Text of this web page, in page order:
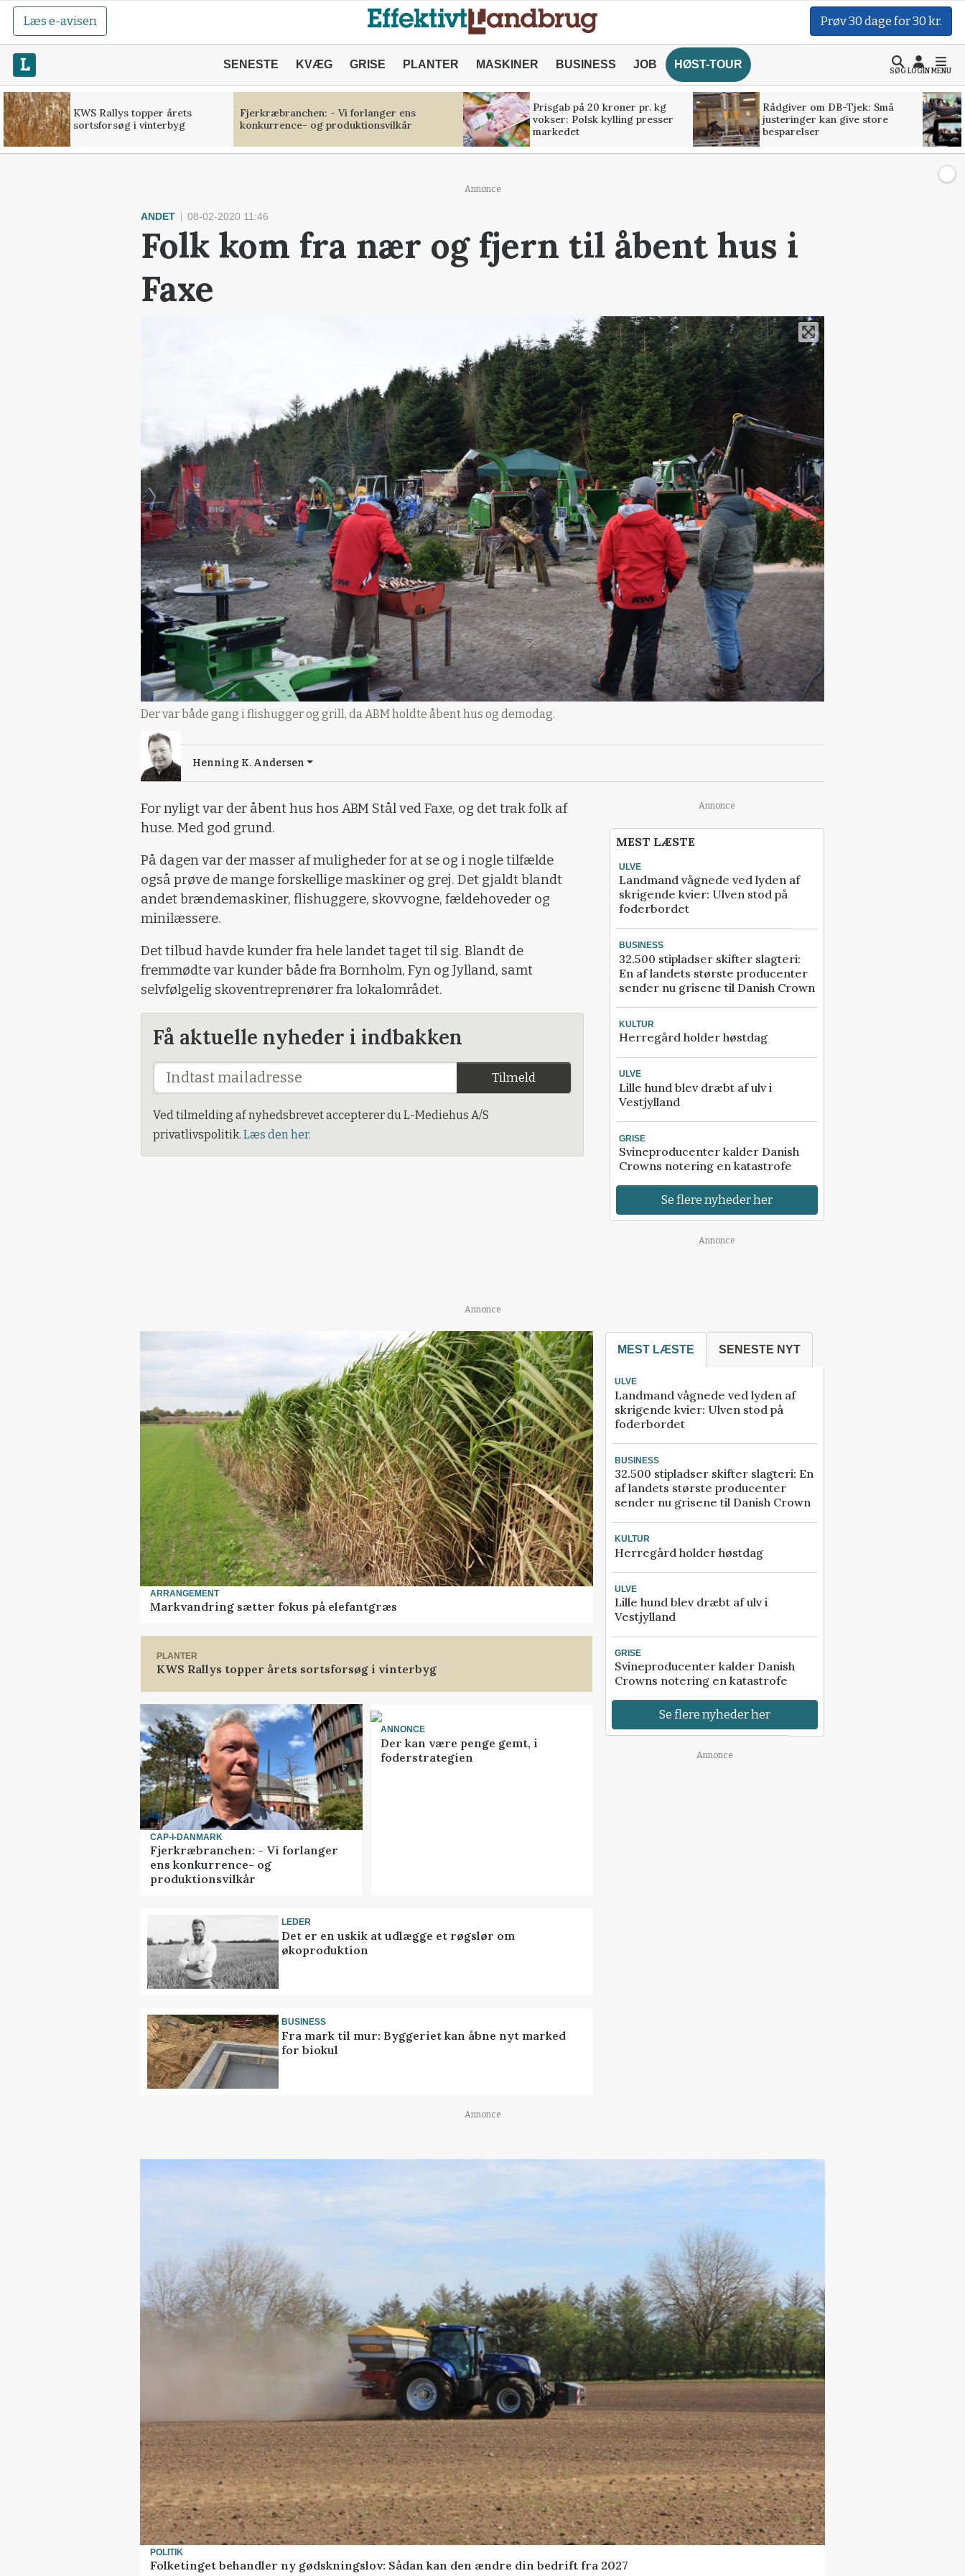
Læs e-avisen Prøv 30 dage for 30 kr.
SENESTE KVÆG GRISE PLANTER MASKINER BUSINESS JOB HØST-TOUR
SØGLOGINMENU
KWS Rallys topper årets
sortsforsøg i vinterbyg
Fjerkræbranchen: - Vi forlanger ens
konkurrence- og produktionsvilkår
Prisgab på 20 kroner pr. kg
vokser: Polsk kylling presser
markedet
Rådgiver om DB-Tjek: Små
justeringer kan give store
besparelser
Annonce
ANDET 08-02-2020 11:46
Folk kom fra nær og fjern til åbent hus i
Faxe
Der var både gang i flishugger og grill, da ABM holdte åbent hus og demodag.
Henning K. Andersen
For nyligt var der åbent hus hos ABM Stål ved Faxe, og det trak folk af
huse. Med god grund.
På dagen var der masser af muligheder for at se og i nogle tilfælde
også prøve de mange forskellige maskiner og grej. Det gjaldt blandt
andet brændemaskiner, flishuggere, skovvogne, fældehoveder og
minilæssere.
Det tilbud havde kunder fra hele landet taget til sig. Blandt de
fremmødte var kunder både fra Bornholm, Fyn og Jylland, samt
selvfølgelig skoventreprenører fra lokalområdet.
Få aktuelle nyheder i indbakken
Tilmeld
Ved tilmelding af nyhedsbrevet accepterer du L-Mediehus A/S
privatlivspolitik. Læs den her.
Annonce
MEST LÆSTE
ULVE
Landmand vågnede ved lyden af
skrigende kvier: Ulven stod på
foderbordet
BUSINESS
32.500 stipladser skifter slagteri:
En af landets største producenter
sender nu grisene til Danish Crown
KULTUR
Herregård holder høstdag
ULVE
Lille hund blev dræbt af ulv i
Vestjylland
GRISE
Svineproducenter kalder Danish
Crowns notering en katastrofe
Se flere nyheder her
Annonce
Annonce
ARRANGEMENT
Markvandring sætter fokus på elefantgræs
PLANTER
KWS Rallys topper årets sortsforsøg i vinterbyg
CAP-I-DANMARK
Fjerkræbranchen: - Vi forlanger
ens konkurrence- og
produktionsvilkår
ANNONCE
Der kan være penge gemt, i
foderstrategien
LEDER
Det er en uskik at udlægge et røgslør om
økoproduktion
BUSINESS
Fra mark til mur: Byggeriet kan åbne nyt marked
for biokul
MEST LÆSTE SENESTE NYT
ULVE
Landmand vågnede ved lyden af
skrigende kvier: Ulven stod på
foderbordet
BUSINESS
32.500 stipladser skifter slagteri: En
af landets største producenter
sender nu grisene til Danish Crown
KULTUR
Herregård holder høstdag
ULVE
Lille hund blev dræbt af ulv i
Vestjylland
GRISE
Svineproducenter kalder Danish
Crowns notering en katastrofe
Se flere nyheder her
Annonce
Annonce
POLITIK
Folketinget behandler ny gødskningslov: Sådan kan den ændre din bedrift fra 2027